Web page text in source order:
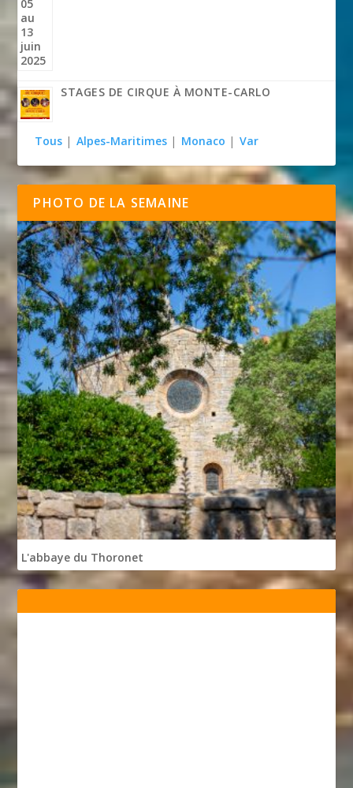
STAGES DE CIRQUE À MONTE-CARLO
Tous | Alpes-Maritimes | Monaco | Var
PHOTO DE LA SEMAINE
L'abbaye du Thoronet